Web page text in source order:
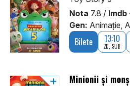
Nota 7.8 / Imdb
Gen: Animaţie,
Bilete 13:10
2D, SUB
Minionii și